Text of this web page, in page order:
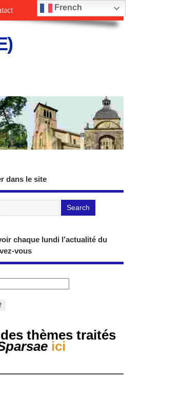
dans le site
chaque lundi l’actualité du
vous
thèmes traités
ici
French